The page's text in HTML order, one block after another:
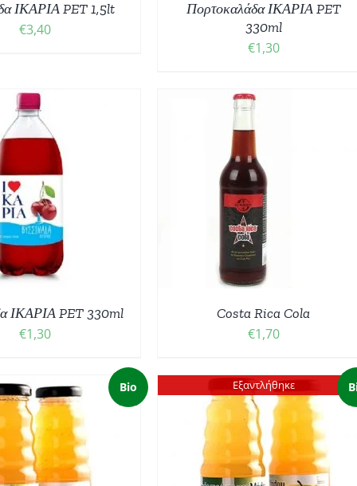
ΙΚΑΡΙΑ PET 1,5lt
€3,40
Πορτοκαλάδα ΙΚΑΡΙΑ PET
330ml
€1,30
ΙΚΑΡΙΑ PET 330ml
€1,30
ΣΤΟ ΚΑΛΆΘΙ
ΛΕΠΤΟΜΈΡΕΙΕΣ
Costa Rica Cola
€1,70
Bio Εξαντλήθηκε
ΛΕΠΤΟΜΈΡΕΙΕΣ